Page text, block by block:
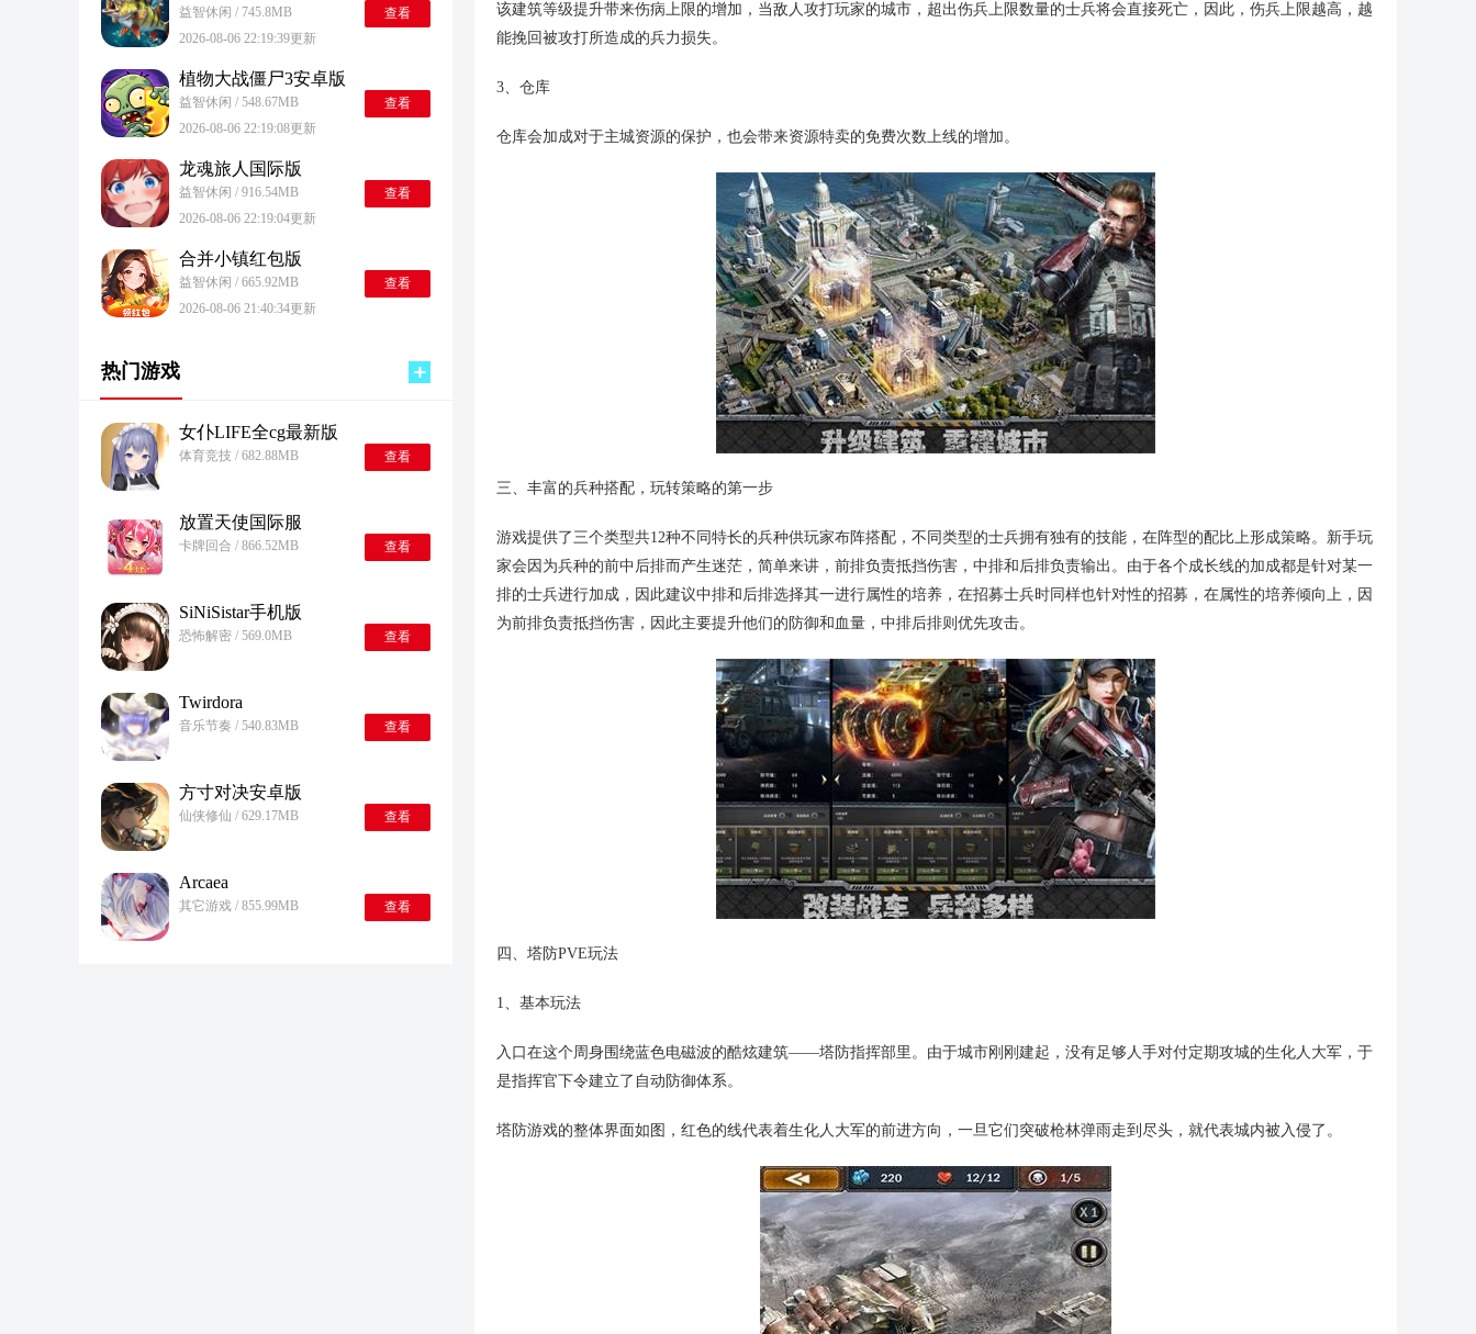
益智休闲 / 745.8MB
2026-08-06 22:19:39更新
查看
植物大战僵尸3安卓版
益智休闲 / 548.67MB
2026-08-06 22:19:08更新
查看
龙魂旅人国际版
益智休闲 / 916.54MB
2026-08-06 22:19:04更新
查看
合并小镇红包版
益智休闲 / 665.92MB
2026-08-06 21:40:34更新
查看
热门游戏
女仆LIFE全cg最新版
体育竞技 / 682.88MB 查看
放置天使国际服
卡牌回合 / 866.52MB 查看
SiNiSistar手机版
恐怖解密 / 569.0MB 查看
Twirdora
音乐节奏 / 540.83MB 查看
方寸对决安卓版
仙侠修仙 / 629.17MB 查看
Arcaea
其它游戏 / 855.99MB 查看
该建筑等级提升带来伤病上限的增加，当敌人攻打玩家的城市，超出伤兵上限数量的士兵将会直接死亡，因此，伤兵上限越高，越
能挽回被攻打所造成的兵力损失。
3、仓库
仓库会加成对于主城资源的保护，也会带来资源特卖的免费次数上线的增加。
三、丰富的兵种搭配，玩转策略的第一步
游戏提供了三个类型共12种不同特长的兵种供玩家布阵搭配，不同类型的士兵拥有独有的技能，在阵型的配比上形成策略。新手玩
家会因为兵种的前中后排而产生迷茫，简单来讲，前排负责抵挡伤害，中排和后排负责输出。由于各个成长线的加成都是针对某一
排的士兵进行加成，因此建议中排和后排选择其一进行属性的培养，在招募士兵时同样也针对性的招募，在属性的培养倾向上，因
为前排负责抵挡伤害，因此主要提升他们的防御和血量，中排后排则优先攻击。
四、塔防PVE玩法
1、基本玩法
入口在这个周身围绕蓝色电磁波的酷炫建筑——塔防指挥部里。由于城市刚刚建起，没有足够人手对付定期攻城的生化人大军，于
是指挥官下令建立了自动防御体系。
塔防游戏的整体界面如图，红色的线代表着生化人大军的前进方向，一旦它们突破枪林弹雨走到尽头，就代表城内被入侵了。